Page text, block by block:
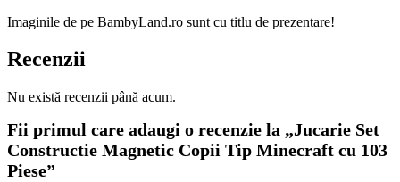
Imaginile de pe BambyLand.ro sunt cu titlu de prezentare!
Recenzii
Nu există recenzii până acum.
Fii primul care adaugi o recenzie la „Jucarie Set
Constructie Magnetic Copii Tip Minecraft cu 103
Piese”